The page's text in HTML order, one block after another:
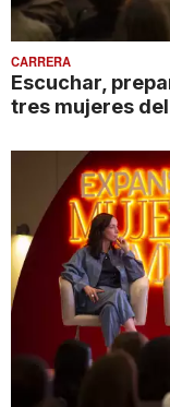
CARRERA
Escuchar,
tres mujeres